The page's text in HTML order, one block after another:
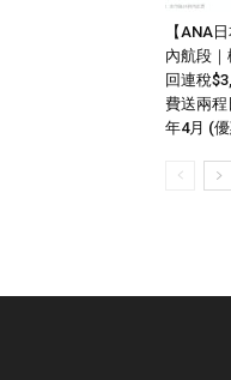
【ANA
內航段
回連稅
費送兩
年4月 (